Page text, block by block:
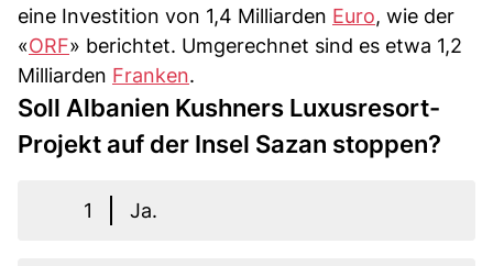
eine Investition von 1,4 Milliarden Euro, wie der
«ORF» berichtet. Umgerechnet sind es etwa 1,2
Milliarden Franken.
Soll Albanien Kushners Luxusresort-
Projekt auf der Insel Sazan stoppen?
1 Ja.